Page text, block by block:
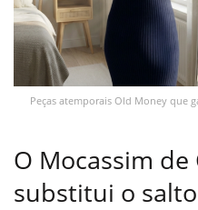
Peças atemporais Old Money que
O Mocassim
substitui o